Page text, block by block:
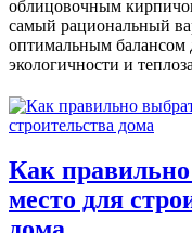
облицовочным
самый рациональный
оптимальным балансом
экологичности и
Как
место для